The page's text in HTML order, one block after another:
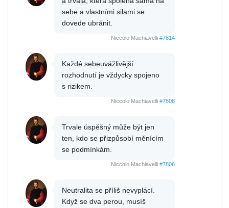
sebe a vlastními silami se
dovede ubránit.
Niccolo Machiavelli #7814
Každé sebeuvážlivější
rozhodnutí je vždycky spojeno
s rizikem.
Niccolo Machiavelli #7808
Trvale úspěšný může být jen
ten, kdo se přizpůsobí měnícím
se podmínkám.
Niccolo Machiavelli #7806
Neutralita se příliš nevyplácí.
Když se dva perou, musíš